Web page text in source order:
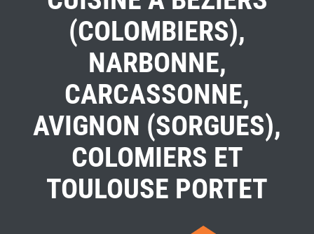
(COLOMBIERS),
NARBONNE,
CARCASSONNE,
AVIGNON (SORGUES),
COLOMIERS ET
TOULOUSE PORTET